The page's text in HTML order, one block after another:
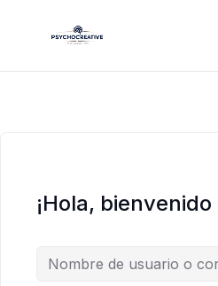
¡Hola,